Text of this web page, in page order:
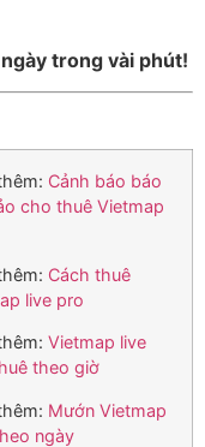
trong vài phút!
Cảnh báo báo
cho thuê Vietmap
Cách thuê
live pro
Vietmap live
theo giờ
Mướn Vietmap
ngày